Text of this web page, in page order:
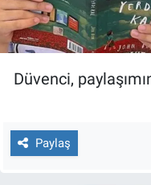
Düvenci,
Paylaş
Spor
Teknoloji
Türkiye'nin
Türkiye'nin